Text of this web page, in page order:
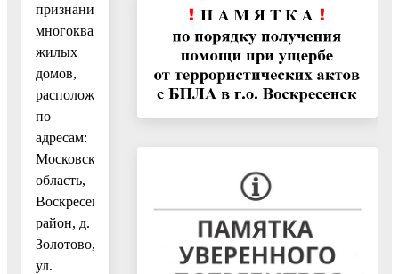
признании
многоквартирных
жилых
домов,
расположенных
по
адресам:
Московская
область,
Воскресенский
район, д.
Золотово,
ул.